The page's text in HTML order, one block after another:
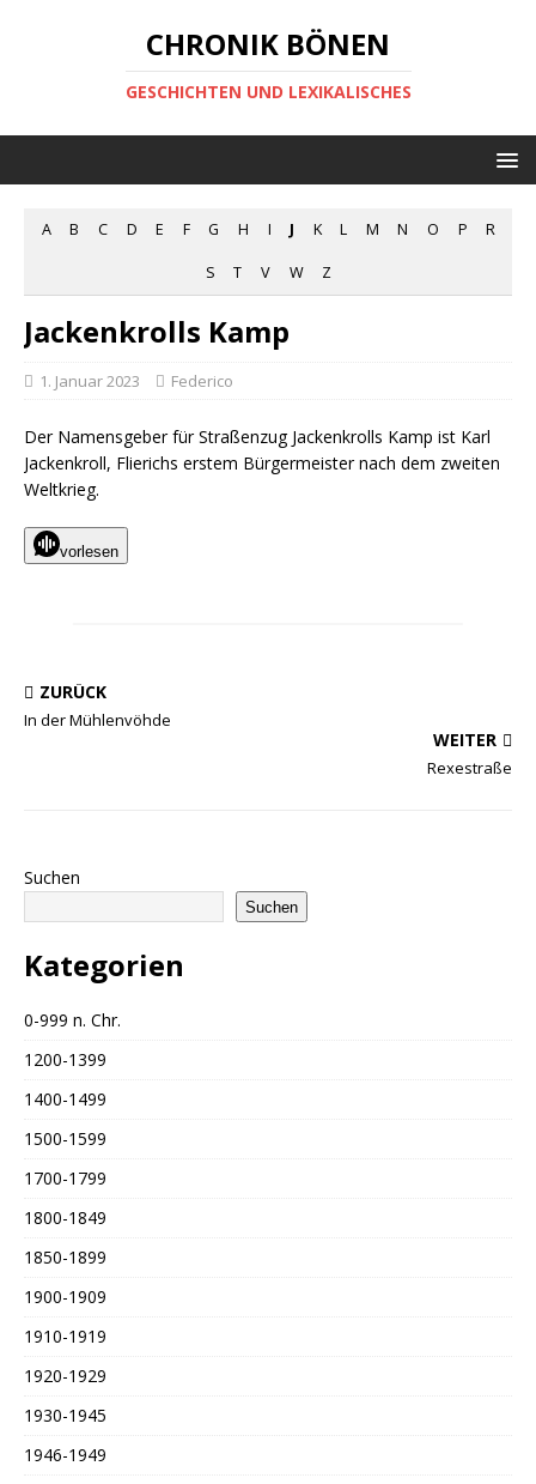
CHRONIK BÖNEN
GESCHICHTEN UND LEXIKALISCHES
A B C D E F G H I J K L M N O P R
S T V W Z
Jackenkrolls Kamp
1. Januar 2023 Federico
Der Namensgeber für Straßenzug Jackenkrolls Kamp ist Karl
Jackenkroll, Flierichs erstem Bürgermeister nach dem zweiten
Weltkrieg.
vorlesen
ZURÜCK
In der Mühlenvöhde
WEITER
Rexestraße
Suchen
Suchen
Kategorien
0-999 n. Chr.
1200-1399
1400-1499
1500-1599
1700-1799
1800-1849
1850-1899
1900-1909
1910-1919
1920-1929
1930-1945
1946-1949